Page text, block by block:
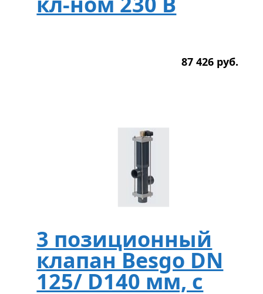
87 426 руб.
3 позиционный
клапан Besgo DN
125/ D140 мм, с